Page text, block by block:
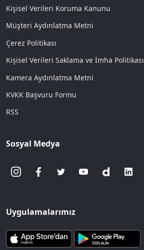
Kişisel Verileri Koruma Kanunu
Müşteri Aydınlatma Metni
Çerez Politikası
Kişisel Verileri Saklama ve İmha Politikası
Kamera Aydınlatma Metni
KVKK Başvuru Formu
RSS
Sosyal Medya
Uygulamalarımız